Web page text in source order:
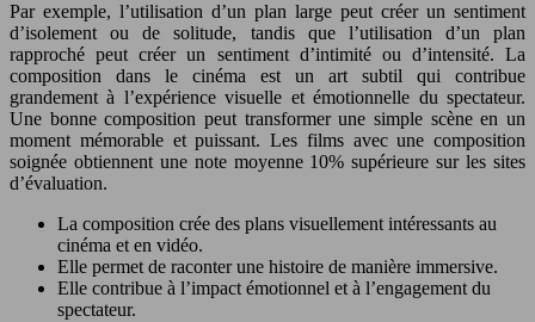
Par exemple, l’utilisation d’un plan large peut créer un sentiment
d’isolement ou de solitude, tandis que l’utilisation d’un plan
rapproché peut créer un sentiment d’intimité ou d’intensité. La
composition dans le cinéma est un art subtil qui contribue
grandement à l’expérience visuelle et émotionnelle du spectateur.
Une bonne composition peut transformer une simple scène en un
moment mémorable et puissant. Les films avec une composition
soignée obtiennent une note moyenne 10% supérieure sur les sites
d’évaluation.
La composition crée des plans visuellement intéressants au
cinéma et en vidéo.
Elle permet de raconter une histoire de manière immersive.
Elle contribue à l’impact émotionnel et à l’engagement du
spectateur.